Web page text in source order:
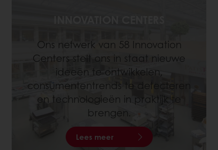
Ons netwerk van 58 Innovation
Centers stelt ons in staat nieuwe
ideeën te ontwikkelen,
consumententrends te detecteren
en technologieën in praktijk te
brengen.
Lees meer